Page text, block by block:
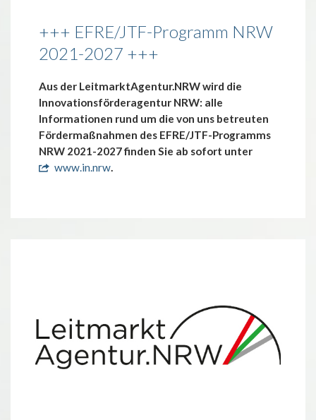
+++ EFRE/JTF-Programm NRW
2021-2027 +++
Aus der LeitmarktAgentur.NRW wird die
Innovationsförderagentur NRW: alle
Informationen rund um die von uns betreuten
Fördermaßnahmen des EFRE/JTF-Programms
NRW 2021-2027 finden Sie ab sofort unter
www.in.nrw.